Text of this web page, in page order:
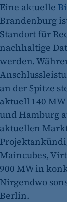
Eine aktuelle
Brandenburg
Standort für
nachhaltige
werden.
an der Spitze
aktuell 140
und Hamburg
aktuellen
Maincubes,
900 MW in
Nirgendwo
Berlin.